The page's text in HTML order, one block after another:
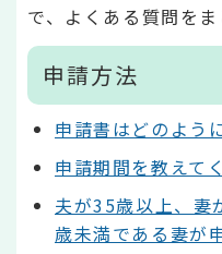
で、よくある質問をま
申請方法
申請書はどのよう
申請期間を教えて
夫が35歳以上、妻
歳未満である妻が